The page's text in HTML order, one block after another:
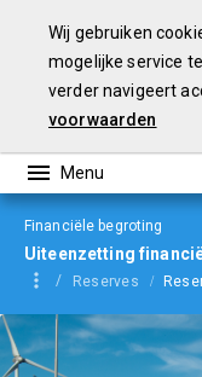
Wij gebruiken
mogelijke service
verder navigeert
voorwaarden
Financiële begroting
Uiteenzetting
Reserves